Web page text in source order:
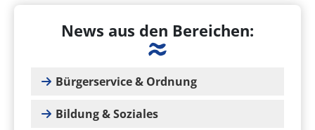
News aus den Bereichen:
Bürgerservice & Ordnung
Bildung & Soziales